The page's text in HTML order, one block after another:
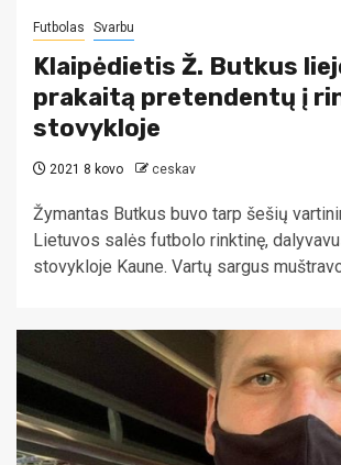
Futbolas Svarbu
Klaipėdietis Ž. Butkus
prakaitą pretendentų į
stovykloje
2021 8 kovo ceskav
Žymantas Butkus buvo tarp šešių
Lietuvos salės futbolo rinktinę,
stovykloje Kaune. Vartų sargus